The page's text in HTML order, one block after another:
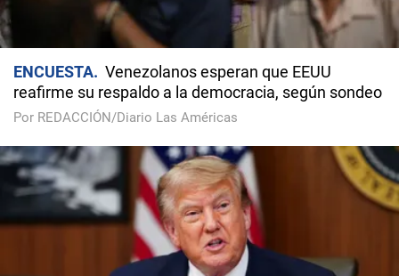
ENCUESTA
Venezolanos esperan que EEUU
reafirme su respaldo a la democracia, según sondeo
Por REDACCIÓN/Diario Las Américas